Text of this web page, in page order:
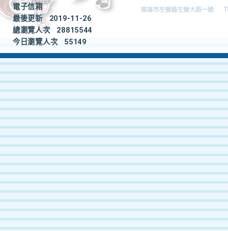
電子信箱
最後更新
2019-11-26
總瀏覽人次
28815544
今日瀏覽人次
55149